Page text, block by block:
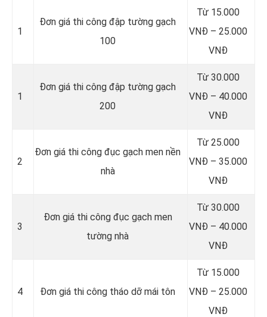
1
Đơn giá thi công đập tường gạch
100
Từ 15.000
VNĐ – 25.000
VNĐ
1
Đơn giá thi công đập tường gạch
200
Từ 30.000
VNĐ – 40.000
VNĐ
2
Đơn giá thi công đục gạch men nền
nhà
Từ 25.000
VNĐ – 35.000
VNĐ
3
Đơn giá thi công đục gạch men
tường nhà
Từ 30.000
VNĐ – 40.000
VNĐ
4 Đơn giá thi công tháo dỡ mái tôn
Từ 15.000
VNĐ – 25.000
VNĐ